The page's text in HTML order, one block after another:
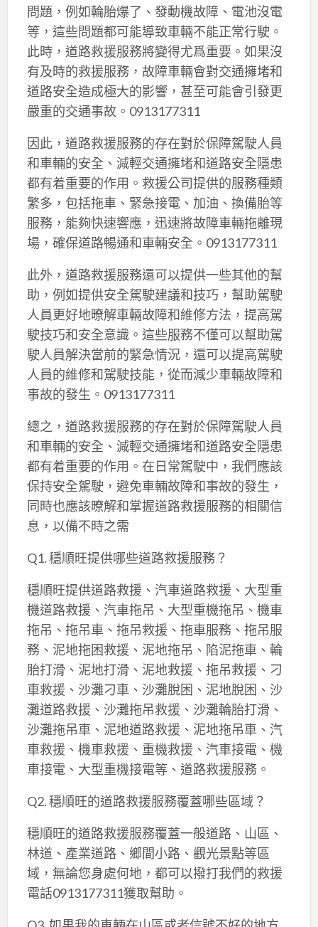
問題，例如輪胎爆了、發動機故障、電池沒電
等，這些問題都可能導致車輛不能正常行駛。
此時，道路救援服務將變得尤爲重要。如果沒
有及時的救援服務，故障車輛會對交通擁堵和
道路安全造成極大的影響，甚至可能會引發更
嚴重的交通事故。0913177311
因此，道路救援服務的存在對於保障駕駛人員
和車輛的安全、減輕交通擁堵和道路安全隱患
都有着重要的作用。救援公司提供的服務種類
繁多，包括拖車、緊急接電、加油、換備胎等
服務，能夠快速響應，迅速將故障車輛拖離現
場，確保道路暢通和車輛安全。0913177311
此外，道路救援服務還可以提供一些其他的幫
助，例如提供安全駕駛建議和技巧，幫助駕駛
人員更好地暸解車輛故障和維修方法，提高駕
駛技巧和安全意識。這些服務不僅可以幫助駕
駛人員解決當前的緊急情況，還可以提高駕駛
人員的維修和駕駛技能，從而減少車輛故障和
事故的發生。0913177311
總之，道路救援服務的存在對於保障駕駛人員
和車輛的安全、減輕交通擁堵和道路安全隱患
都有着重要的作用。在日常駕駛中，我們應該
保持安全駕駛，避免車輛故障和事故的發生，
同時也應該暸解和掌握道路救援服務的相關信
息，以備不時之需
Q1. 穩順旺提供哪些道路救援服務？
穩順旺提供道路救援、汽車道路救援、大型重
機道路救援、汽車拖吊、大型重機拖吊、機車
拖吊、拖吊車、拖吊救援、拖車服務、拖吊服
務、泥地拖困救援、泥地拖吊、陷泥拖車、輪
胎打滑、泥地打滑、泥地救援、拖吊救援、刁
車救援、沙灘刁車、沙灘脫困、泥地脫困、沙
灘道路救援、沙灘拖吊救援、沙灘輪胎打滑、
沙灘拖吊車、泥地道路救援、泥地拖吊車、汽
車救援、機車救援、重機救援、汽車接電、機
車接電、大型重機接電等、道路救援服務。
Q2. 穩順旺的道路救援服務覆蓋哪些區域？
穩順旺的道路救援服務覆蓋一般道路、山區、
林道、產業道路、鄉間小路、觀光景點等區
域，無論您身處何地，都可以撥打我們的救援
電話0913177311獲取幫助。